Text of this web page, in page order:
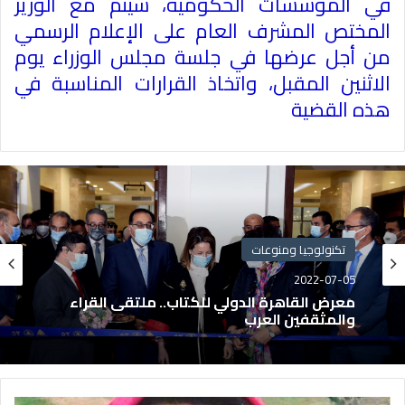
المختص المشرف العام على الإعلام الرسمي
من أجل عرضها في جلسة مجلس الوزراء يوم
الاثنين المقبل، واتخاذ القرارات المناسبة في
هذه القضية
تكنولوجيا ومنوعات
2022-07-05
معرض القاهرة الدولي للكتاب.. ملتقى القراء
والمثقفين العرب